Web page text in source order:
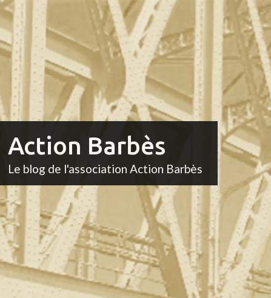
Action Barbès
Le blog de l'association Action Barbès